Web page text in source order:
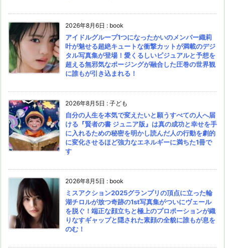
2026年8月6日 : book
アイドルグループ1つになったかいのメンバー織莉
叶が魅せる超絶キュートな衝撃カットが満載のデジ
タル写真集が登場！愛くるしいビジュアルと予想を
超える無邪気なポージングが融合した圧巻の世界観
に誰もが引き込まれる！
2026年8月5日 : 子ども
自分の人生を本気で変えたいと願うすべての人へ届
ける『賢者の書 ジュニア版』は真の成功と幸せを手
に入れるための秘密を明かし読んだ人の行動を劇的
に変化させるほど強力なエネルギーに満ちた1冊で
す
2026年8月5日 : book
ミスアクション2025グランプリの頂点に立った輪
湖チロルが放つ奇跡の1st写真集がついにヴェール
を脱ぐ！端正な顔立ちと極上のプロポーションが織
りなすギャップと隠された素顔の全貌に誰もが息を
のむ！